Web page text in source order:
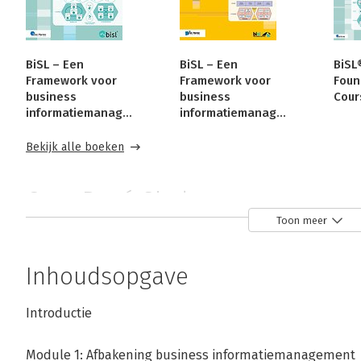
BiSL – Een
Framework voor
business
informatiemanagement
BiSL – Een
Framework voor
business
informatiemanagement
Bekijk alle boeken
Over René Sieders
van de ASL- en BiSL frameworks. Tevens heeft hij een
In het dagelijks leven helpt hij organisaties bij het
Toon meer
Inhoudsopgave
Introductie
Module 1: Afbakening business informatiemanagement